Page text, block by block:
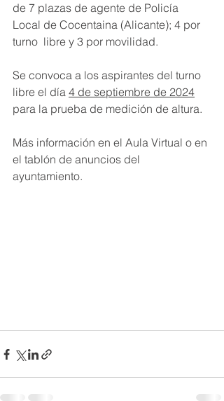
de 7 plazas de agente de Policía
Local de Cocentaina (Alicante); 4 por
turno  libre y 3 por movilidad.
Se convoca a los aspirantes del turno
libre el día 4 de septiembre de 2024
para la prueba de medición de altura.
Más información en el Aula Virtual o en
el tablón de anuncios del
ayuntamiento.